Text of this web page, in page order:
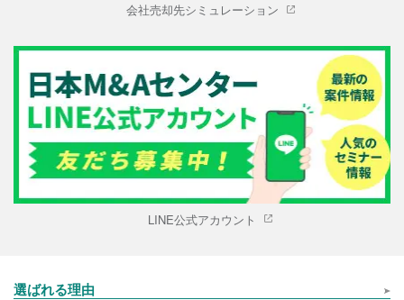
会社売却先シミュレーション
LINE公式アカウント
選ばれる理由